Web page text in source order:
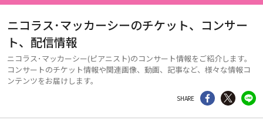
ニコラス･マッカーシーのチケット、コンサー
ト、配信情報
ニコラス･マッカーシー(ピアニスト)のコンサート情報をご紹介します。
コンサートのチケット情報や関連画像、動画、記事など、様々な情報コ
ンテンツをお届けします。
SHARE シェア Twitter